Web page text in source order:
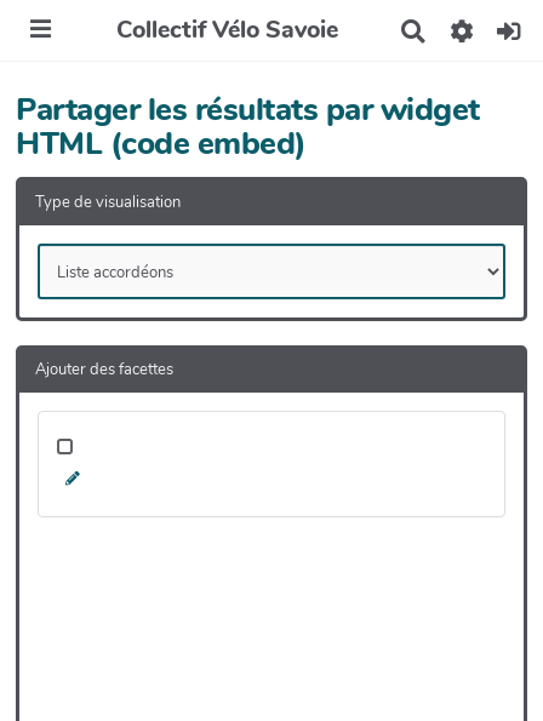
Collectif Vélo Savoie
h
e
Partager les résultats par widget
HTML (code embed)
Type de visualisation
Ajouter des facettes